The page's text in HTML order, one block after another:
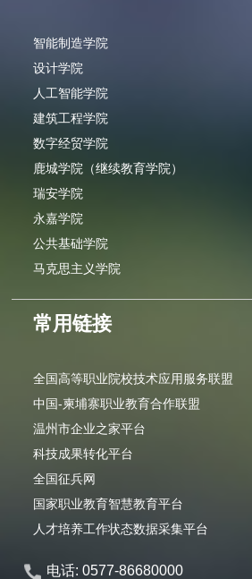
智能制造学院
设计学院
人工智能学院
建筑工程学院
数字经贸学院
鹿城学院（继续教育学院）
瑞安学院
永嘉学院
公共基础学院
马克思主义学院
常用链接
全国高等职业院校技术应用服务联盟
中国-柬埔寨职业教育合作联盟
温州市企业之家平台
科技成果转化平台
全国征兵网
国家职业教育智慧教育平台
人才培养工作状态数据采集平台
电话: 0577-86680000